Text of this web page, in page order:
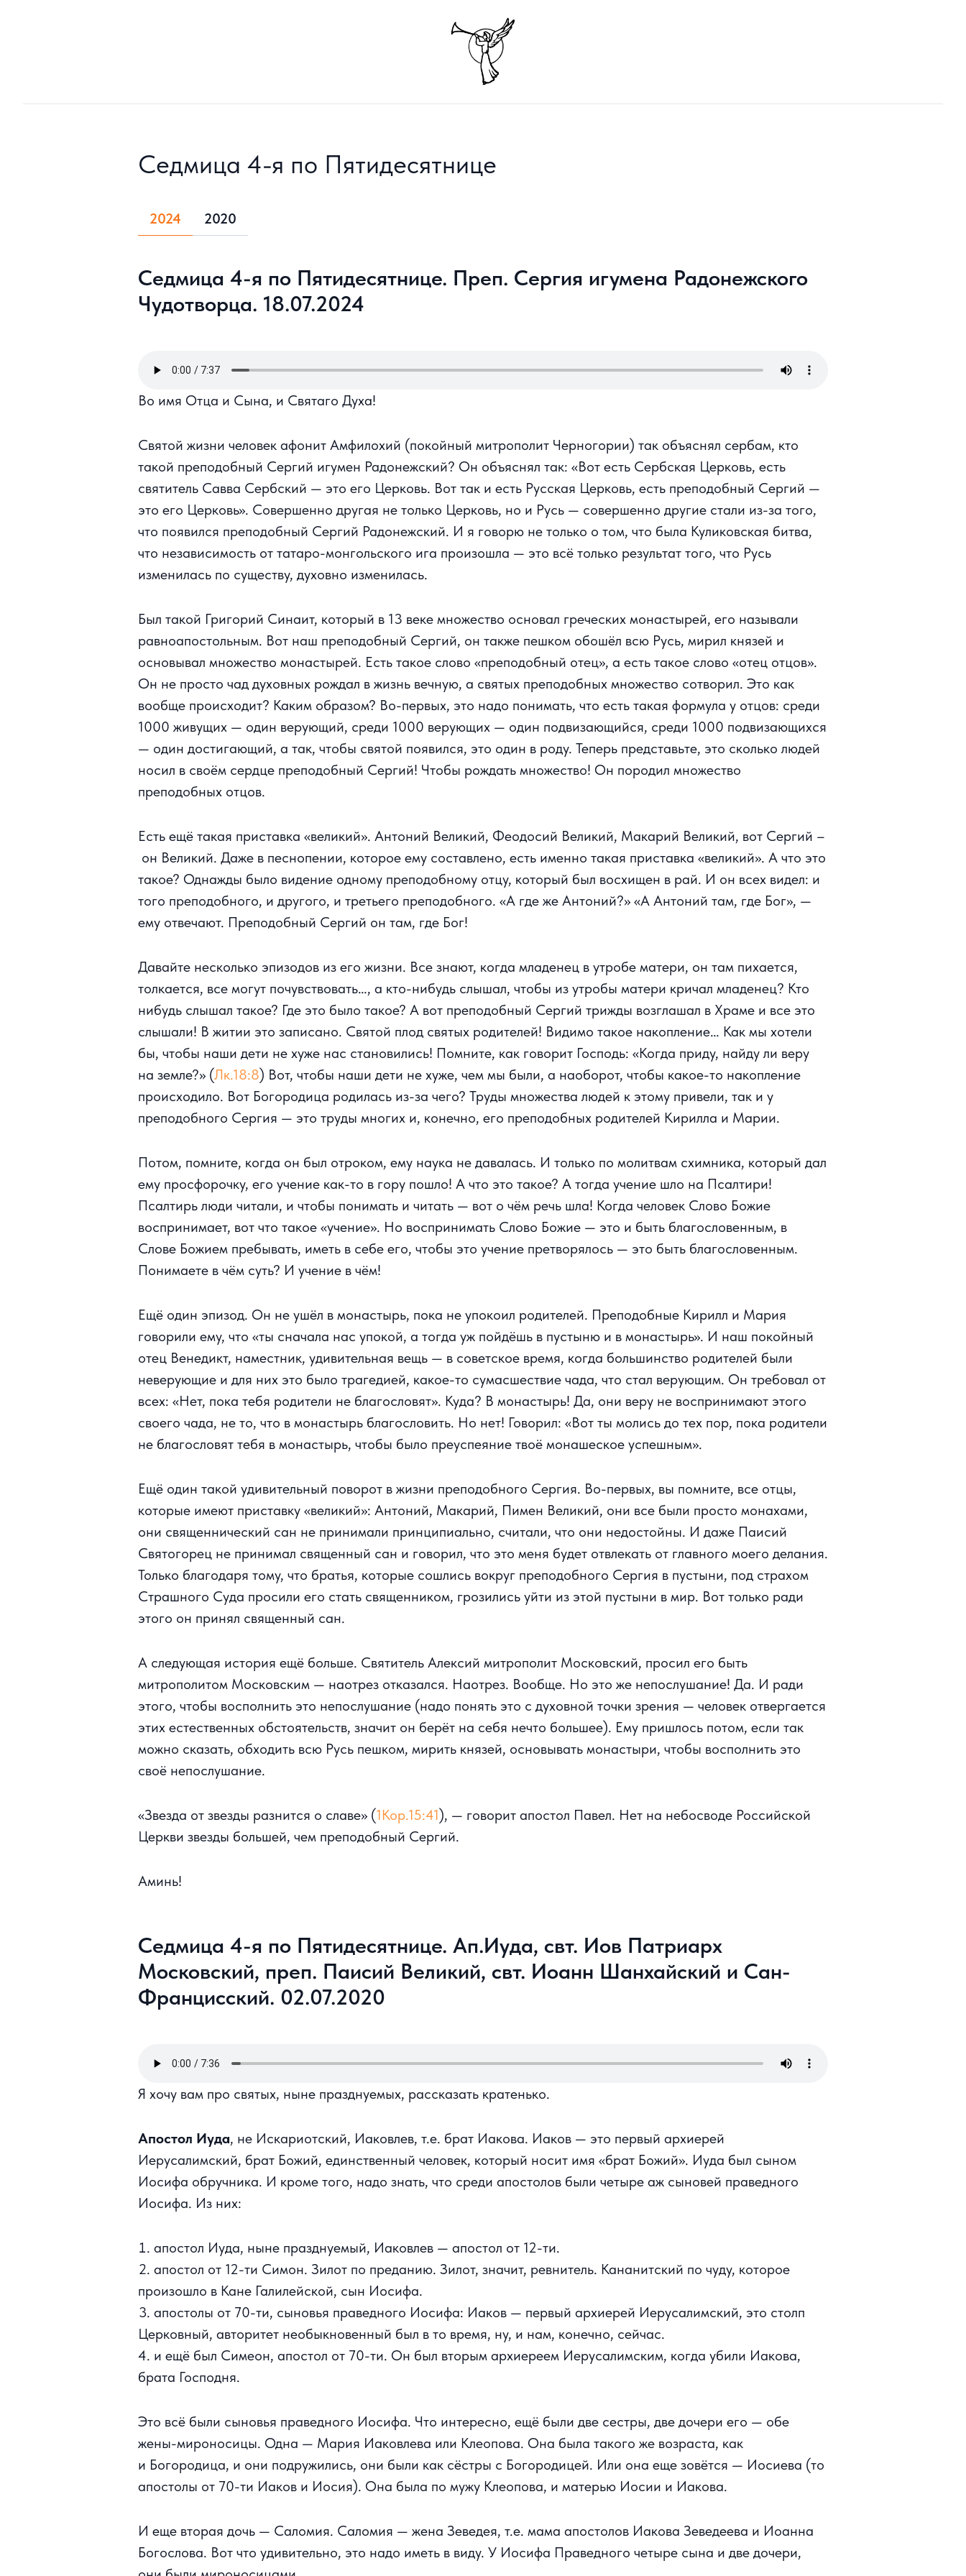
Седмица 4-я по Пятидесятнице
2024 2020
Седмица 4-я по Пятидесятнице. Преп. Сергия игумена Радонежского
Чудотворца. 18.07.2024
Во имя Отца и Сына, и Святаго Духа!
Святой жизни человек афонит Амфилохий (покойный митрополит Черногории) так объяснял сербам, кто
такой преподобный Сергий игумен Радонежский? Он объяснял так: «Вот есть Сербская Церковь, есть
святитель Савва Сербский — это его Церковь. Вот так и есть Русская Церковь, есть преподобный Сергий —
это его Церковь». Совершенно другая не только Церковь, но и Русь — совершенно другие стали из-за того,
что появился преподобный Сергий Радонежский. И я говорю не только о том, что была Куликовская битва,
что независимость от татаро-монгольского ига произошла — это всё только результат того, что Русь
изменилась по существу, духовно изменилась.
Был такой Григорий Синаит, который в 13 веке множество основал греческих монастырей, его называли
равноапостольным. Вот наш преподобный Сергий, он также пешком обошёл всю Русь, мирил князей и
основывал множество монастырей. Есть такое слово «преподобный отец», а есть такое слово «отец отцов».
Он не просто чад духовных рождал в жизнь вечную, а святых преподобных множество сотворил. Это как
вообще происходит? Каким образом? Во-первых, это надо понимать, что есть такая формула у отцов: среди
1000 живущих — один верующий, среди 1000 верующих — один подвизающийся, среди 1000 подвизающихся
— один достигающий, а так, чтобы святой появился, это один в роду. Теперь представьте, это сколько людей
носил в своём сердце преподобный Сергий! Чтобы рождать множество! Он породил множество
преподобных отцов.
Есть ещё такая приставка «великий». Антоний Великий, Феодосий Великий, Макарий Великий, вот Сергий –
он Великий. Даже в песнопении, которое ему составлено, есть именно такая приставка «великий». А что это
такое? Однажды было видение одному преподобному отцу, который был восхищен в рай. И он всех видел: и
того преподобного, и другого, и третьего преподобного. «А где же Антоний?» «А Антоний там, где Бог», —
ему отвечают. Преподобный Сергий он там, где Бог!
Давайте несколько эпизодов из его жизни. Все знают, когда младенец в утробе матери, он там пихается,
толкается, все могут почувствовать…, а кто-нибудь слышал, чтобы из утробы матери кричал младенец? Кто
нибудь слышал такое? Где это было такое? А вот преподобный Сергий трижды возглашал в Храме и все это
слышали! В житии это записано. Святой плод святых родителей! Видимо такое накопление… Как мы хотели
бы, чтобы наши дети не хуже нас становились! Помните, как говорит Господь: «Когда приду, найду ли веру
на земле?» (Лк.18:8) Вот, чтобы наши дети не хуже, чем мы были, а наоборот, чтобы какое-то накопление
происходило. Вот Богородица родилась из-за чего? Труды множества людей к этому привели, так и у
преподобного Сергия — это труды многих и, конечно, его преподобных родителей Кирилла и Марии.
Потом, помните, когда он был отроком, ему наука не давалась. И только по молитвам схимника, который дал
ему просфорочку, его учение как-то в гору пошло! А что это такое? А тогда учение шло на Псалтири!
Псалтирь люди читали, и чтобы понимать и читать — вот о чём речь шла! Когда человек Слово Божие
воспринимает, вот что такое «учение». Но воспринимать Слово Божие — это и быть благословенным, в
Слове Божием пребывать, иметь в себе его, чтобы это учение претворялось — это быть благословенным.
Понимаете в чём суть? И учение в чём!
Ещё один эпизод. Он не ушёл в монастырь, пока не упокоил родителей. Преподобные Кирилл и Мария
говорили ему, что «ты сначала нас упокой, а тогда уж пойдёшь в пустыню и в монастырь». И наш покойный
отец Венедикт, наместник, удивительная вещь — в советское время, когда большинство родителей были
неверующие и для них это было трагедией, какое-то сумасшествие чада, что стал верующим. Он требовал от
всех: «Нет, пока тебя родители не благословят». Куда? В монастырь! Да, они веру не воспринимают этого
своего чада, не то, что в монастырь благословить. Но нет! Говорил: «Вот ты молись до тех пор, пока родители
не благословят тебя в монастырь, чтобы было преуспеяние твоё монашеское успешным».
Ещё один такой удивительный поворот в жизни преподобного Сергия. Во-первых, вы помните, все отцы,
которые имеют приставку «великий»: Антоний, Макарий, Пимен Великий, они все были просто монахами,
они священнический сан не принимали принципиально, считали, что они недостойны. И даже Паисий
Святогорец не принимал священный сан и говорил, что это меня будет отвлекать от главного моего делания.
Только благодаря тому, что братья, которые сошлись вокруг преподобного Сергия в пустыни, под страхом
Страшного Суда просили его стать священником, грозились уйти из этой пустыни в мир. Вот только ради
этого он принял священный сан.
А следующая история ещё больше. Святитель Алексий митрополит Московский, просил его быть
митрополитом Московским — наотрез отказался. Наотрез. Вообще. Но это же непослушание! Да. И ради
этого, чтобы восполнить это непослушание (надо понять это с духовной точки зрения — человек отвергается
этих естественных обстоятельств, значит он берёт на себя нечто большее). Ему пришлось потом, если так
можно сказать, обходить всю Русь пешком, мирить князей, основывать монастыри, чтобы восполнить это
своё непослушание.
«Звезда от звезды разнится о славе» (1Кор.15:41), — говорит апостол Павел. Нет на небосводе Российской
Церкви звезды большей, чем преподобный Сергий.
Аминь!
Седмица 4-я по Пятидесятнице. Ап.Иуда, свт. Иов Патриарх
Московский, преп. Паисий Великий, свт. Иоанн Шанхайский и Сан-
Францисский. 02.07.2020
Я хочу вам про святых, ныне празднуемых, рассказать кратенько.
Апостол Иуда, не Искариотский, Иаковлев, т.е. брат Иакова. Иаков — это первый архиерей
Иерусалимский, брат Божий, единственный человек, который носит имя «брат Божий». Иуда был сыном
Иосифа обручника. И кроме того, надо знать, что среди апостолов были четыре аж сыновей праведного
Иосифа. Из них:
апостол Иуда, ныне празднуемый, Иаковлев — апостол от 12-ти.
апостол от 12-ти Симон. Зилот по преданию. Зилот, значит, ревнитель. Кананитский по чуду, которое
произошло в Кане Галилейской, сын Иосифа.
апостолы от 70-ти, сыновья праведного Иосифа: Иаков — первый архиерей Иерусалимский, это столп
Церковный, авторитет необыкновенный был в то время, ну, и нам, конечно, сейчас.
и ещё был Симеон, апостол от 70-ти. Он был вторым архиереем Иерусалимским, когда убили Иакова,
брата Господня.
Это всё были сыновья праведного Иосифа. Что интересно, ещё были две сестры, две дочери его — обе
жены-мироносицы. Одна — Мария Иаковлева или Клеопова. Она была такого же возраста, как
и Богородица, и они подружились, они были как сёстры с Богородицей. Или она еще зовётся — Иосиева (то
апостолы от 70-ти Иаков и Иосия). Она была по мужу Клеопова, и матерью Иосии и Иакова.
И еще вторая дочь — Саломия. Саломия — жена Зеведея, т.е. мама апостолов Иакова Зеведеева и Иоанна
Богослова. Вот что удивительно, это надо иметь в виду. У Иосифа Праведного четыре сына и две дочери,